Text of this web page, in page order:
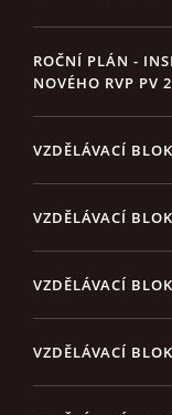
ROČNÍ PLÁN -
NOVÉHO RVP PV
VZDĚLÁVACÍ
VZDĚLÁVACÍ
VZDĚLÁVACÍ
VZDĚLÁVACÍ